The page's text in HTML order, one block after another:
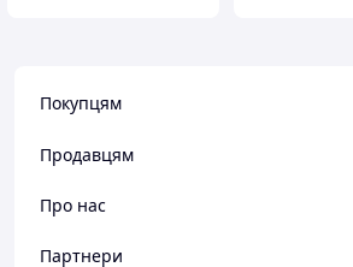
Покупцям
Продавцям
Про нас
Партнери